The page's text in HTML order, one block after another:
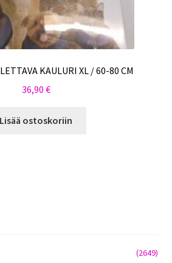
KAULURI XL / 60-80 CM
36,90 €
Lisää ostoskoriin
(2649)